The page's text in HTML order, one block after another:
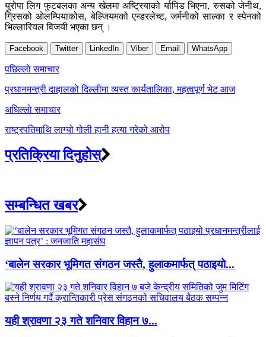
युरोपा लिग फुटबलका अन्य खेलमा अष्ट्रियाको र्यापिड भिएना, रुसको जेनीथ,
ग्रिसको ओलम्पियाकोस, बेल्जियमको एन्डरलेच्ट, जर्मनीको साल्का र स्पेनको
भिल्लारियल विजयी भएका छन् ।
Facebook Twitter LinkedIn Viber Email WhatsApp
Post
navigation
पछिल्लाे समाचार
प्रधानमन्त्री दाहालको दिल्लीमा व्यस्त कार्यतालिका, महत्वपूर्ण भेट आज
अघिल्लाे समाचार
राष्ट्रपतिमाथि लाग्यो गोली हानी हत्या गरेको आरोप
प्रतिक्रिया दिनुहोस्
सम्बन्धित खबर
‘बालेन सरकार भूमिगत संगठन जस्तै, हुलाकमार्फत् पठाइयो...
यही श्रावणा २३ गते शनिवार विहान ७...